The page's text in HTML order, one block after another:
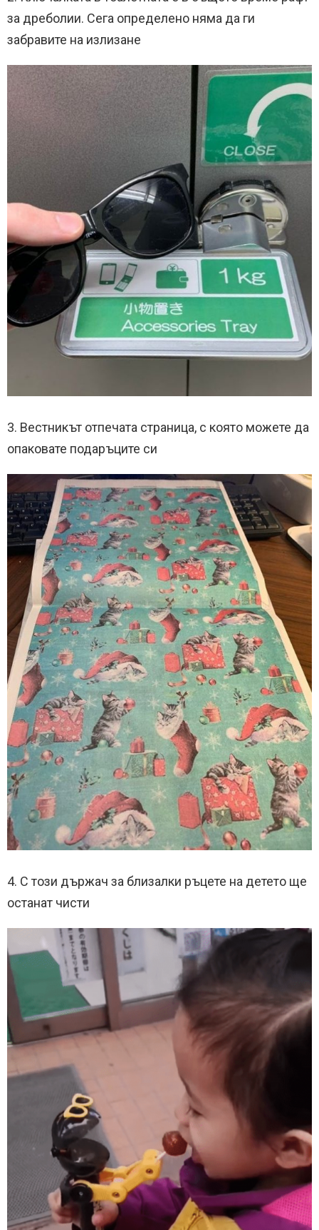
за дреболии. Сега определено няма да ги
забравите на излизане
3. Вестникът отпечата страница, с която можете да
опаковате подаръците си
4. С този държач за близалки ръцете на детето ще
останат чисти